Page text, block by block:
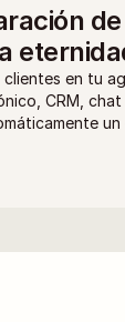
clientes en tu
CRM,